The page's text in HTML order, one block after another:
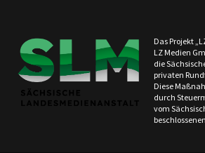
Das Projekt
LZ Medien
die
privaten
Diese
durch
vom